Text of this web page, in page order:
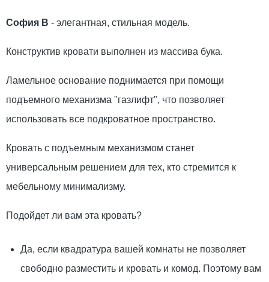
София В - элегантная, стильная модель.
Конструктив кровати выполнен из массива бука.
Ламельное основание поднимается при помощи
подъемного механизма "газлифт", что позволяет
использовать все подкроватное пространство.
Кровать с подъемным механизмом станет
универсальным решением для тех, кто стремится к
мебельному минимализму.
Подойдет ли вам эта кровать?
Да, если квадратура вашей комнаты не позволяет
свободно разместить и кровать и комод. Поэтому вам